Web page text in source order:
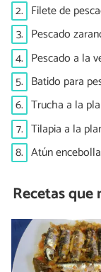
2. Filete de
3. Pescado
4. Pescado a la
5. Batido para
6. Trucha a la
7. Tilapia a la
8. Atún
Recetas